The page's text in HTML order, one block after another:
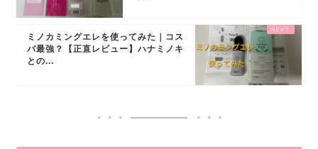
ミノカミングエレを使ってみた｜コス
パ最強？【正直レビュー】ハナミノキ
との...